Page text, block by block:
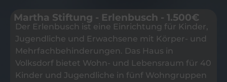
Martha Stiftung - Erlenbusch - 1.500€
Der Erlenbusch ist eine Einrichtung für Kinder,
Jugendliche und Erwachsene mit Körper- und
Mehrfachbehinderungen. Das Haus in
Volksdorf bietet Wohn- und Lebensraum für 40
Kinder und Jugendliche in fünf Wohngruppen